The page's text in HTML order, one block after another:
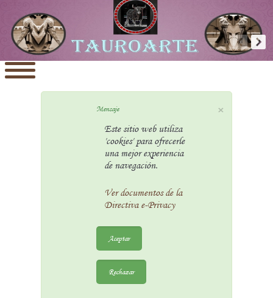
×
Mensaje
Este sitio web utiliza
'cookies' para ofrecerle
una mejor experiencia
de navegación.
Ver documentos de la
Directiva e-Privacy
Aceptar
Rechazar